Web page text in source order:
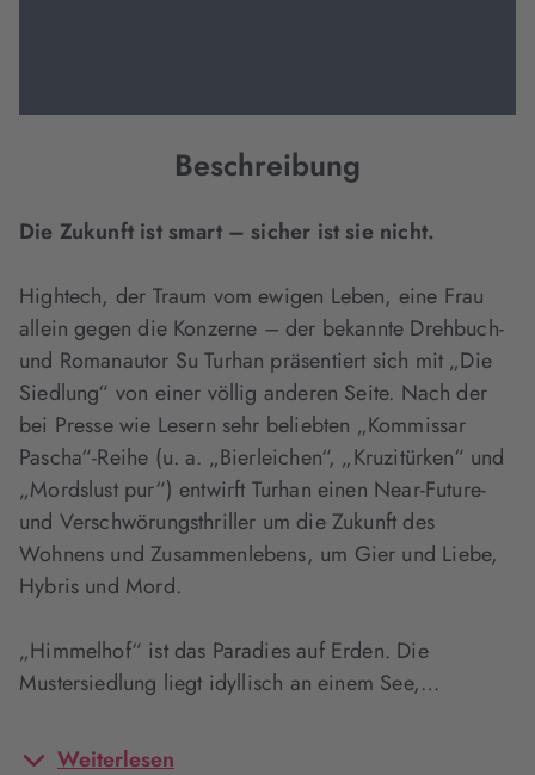
Beschreibung
Die Zukunft ist smart – sicher ist sie nicht.
Hightech, der Traum vom ewigen Leben, eine Frau
allein gegen die Konzerne – der bekannte Drehbuch-
und Romanautor Su Turhan präsentiert sich mit „Die
Siedlung“ von einer völlig anderen Seite. Nach der
bei Presse wie Lesern sehr beliebten „Kommissar
Pascha“-Reihe (u. a. „Bierleichen“, „Kruzitürken“ und
„Mordslust pur“) entwirft Turhan einen Near-Future-
und Verschwörungsthriller um die Zukunft des
Wohnens und Zusammenlebens, um Gier und Liebe,
Hybris und Mord.
„Himmelhof“ ist das Paradies auf Erden. Die
Mustersiedlung liegt idyllisch an einem See,…
Weiterlesen